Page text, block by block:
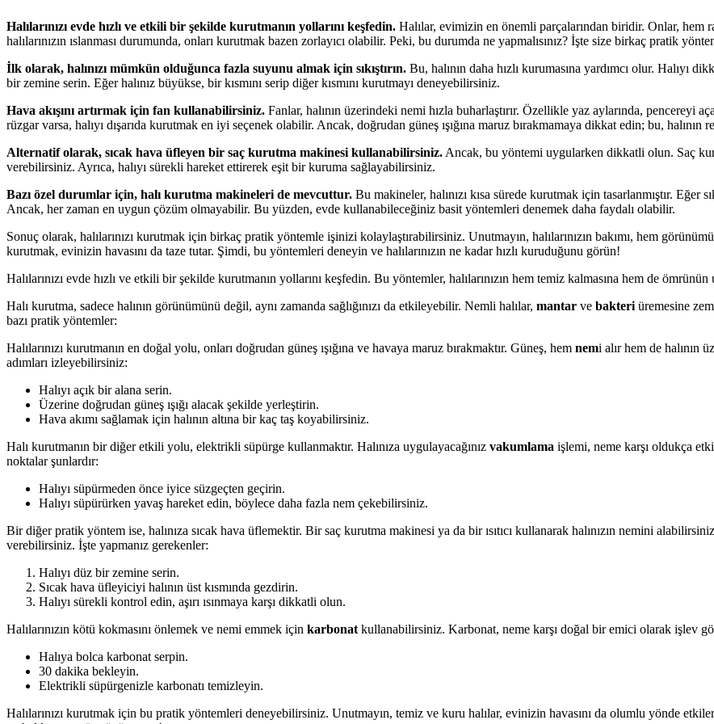
Halılarınızı evde hızlı ve etkili bir şekilde kurutmanın yollarını keşfedin. Halılar, evimizin en önemli parçalarından biridir. Onlar, hem
halılarınızın ıslanması durumunda, onları kurutmak bazen zorlayıcı olabilir. Peki, bu durumda ne yapmalısınız? İşte size birkaç pratik
İlk olarak, halınızı mümkün olduğunca fazla suyunu almak için sıkıştırın. Bu, halının daha hızlı kurumasına yardımcı olur. Halıyı
bir zemine serin. Eğer halınız büyükse, bir kısmını serip diğer kısmını kurutmayı deneyebilirsiniz.
Hava akışını artırmak için fan kullanabilirsiniz. Fanlar, halının üzerindeki nemi hızla buharlaştırır. Özellikle yaz aylarında, pencereyi
rüzgar varsa, halıyı dışarıda kurutmak en iyi seçenek olabilir. Ancak, doğrudan güneş ışığına maruz bırakmamaya dikkat edin; bu, halının
Alternatif olarak, sıcak hava üfleyen bir saç kurutma makinesi kullanabilirsiniz. Ancak, bu yöntemi uygularken dikkatli olun. Saç
verebilirsiniz. Ayrıca, halıyı sürekli hareket ettirerek eşit bir kuruma sağlayabilirsiniz.
Bazı özel durumlar için, halı kurutma makineleri de mevcuttur. Bu makineler, halınızı kısa sürede kurutmak için tasarlanmıştır. Eğer
Ancak, her zaman en uygun çözüm olmayabilir. Bu yüzden, evde kullanabileceğiniz basit yöntemleri denemek daha faydalı olabilir.
Sonuç olarak, halılarınızı kurutmak için birkaç pratik yöntemle işinizi kolaylaştırabilirsiniz. Unutmayın, halılarınızın bakımı, hem
kurutmak, evinizin havasını da taze tutar. Şimdi, bu yöntemleri deneyin ve halılarınızın ne kadar hızlı kuruduğunu görün!
Halılarınızı evde hızlı ve etkili bir şekilde kurutmanın yollarını keşfedin. Bu yöntemler, halılarınızın hem temiz kalmasına hem de ömrünün
Halı kurutma, sadece halının görünümünü değil, aynı zamanda sağlığınızı da etkileyebilir. Nemli halılar, mantar ve bakteri üremesine
bazı pratik yöntemler:
Halılarınızı kurutmanın en doğal yolu, onları doğrudan güneş ışığına ve havaya maruz bırakmaktır. Güneş, hem nemi alır hem de halının
adımları izleyebilirsiniz:
Halıyı açık bir alana serin.
Üzerine doğrudan güneş ışığı alacak şekilde yerleştirin.
Hava akımı sağlamak için halının altına bir kaç taş koyabilirsiniz.
Halı kurutmanın bir diğer etkili yolu, elektrikli süpürge kullanmaktır. Halınıza uygulayacağınız vakumlama işlemi, neme karşı oldukça
noktalar şunlardır:
Halıyı süpürmeden önce iyice süzgeçten geçirin.
Halıyı süpürürken yavaş hareket edin, böylece daha fazla nem çekebilirsiniz.
Bir diğer pratik yöntem ise, halınıza sıcak hava üflemektir. Bir saç kurutma makinesi ya da bir ısıtıcı kullanarak halınızın nemini
verebilirsiniz. İşte yapmanız gerekenler:
Halıyı düz bir zemine serin.
Sıcak hava üfleyiciyi halının üst kısmında gezdirin.
Halıyı sürekli kontrol edin, aşırı ısınmaya karşı dikkatli olun.
Halılarınızın kötü kokmasını önlemek ve nemi emmek için karbonat kullanabilirsiniz. Karbonat, neme karşı doğal bir emici olarak işlev
Halıya bolca karbonat serpin.
30 dakika bekleyin.
Elektrikli süpürgenizle karbonatı temizleyin.
Halılarınızı kurutmak için bu pratik yöntemleri deneyebilirsiniz. Unutmayın, temiz ve kuru halılar, evinizin havasını da olumlu yönde